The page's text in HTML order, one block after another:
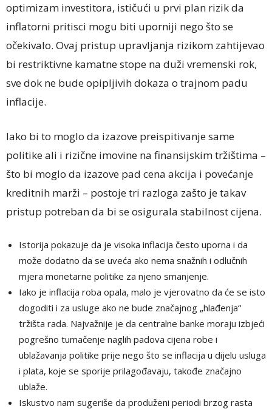
optimizam investitora, ističući u prvi plan rizik da
inflatorni pritisci mogu biti uporniji nego što se
očekivalo. Ovaj pristup upravljanja rizikom zahtijevao
bi restriktivne kamatne stope na duži vremenski rok,
sve dok ne bude opipljivih dokaza o trajnom padu
inflacije.
Iako bi to moglo da izazove preispitivanje same
politike ali i rizične imovine na finansijskim tržištima –
što bi moglo da izazove pad cena akcija i povećanje
kreditnih marži – postoje tri razloga zašto je takav
pristup potreban da bi se osigurala stabilnost cijena.
Istorija pokazuje da je visoka inflacija često uporna i da
može dodatno da se uveća ako nema snažnih i odlučnih
mjera monetarne politike za njeno smanjenje.
Iako je inflacija roba opala, malo je vjerovatno da će se isto
dogoditi i za usluge ako ne bude značajnog „hlađenja“
tržišta rada. Najvažnije je da centralne banke moraju izbjeći
pogrešno tumačenje naglih padova cijena robe i
ublažavanja politike prije nego što se inflacija u dijelu usluga
i plata, koje se sporije prilagođavaju, takođe značajno
ublaže.
Iskustvo nam sugeriše da produženi periodi brzog rasta